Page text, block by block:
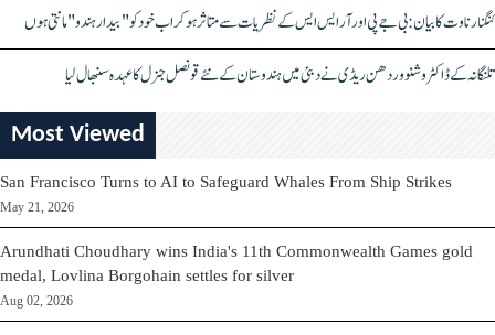
کنگنا رناوت کا بیان: بی جے پی اور آر ایس ایس کے نظریات سے متاثر ہو کر اب خود کو "بیدار ہندو" مانتی ہوں
تلنگانہ کے ڈاکٹر وشنو وردھن ریڈی نے دبئی میں ہندوستان کے نئے قونصل جنرل کا عہدہ سنبھال لیا
Most Viewed
San Francisco Turns to AI to Safeguard Whales From Ship Strikes
May 21, 2026
Arundhati Choudhary wins India's 11th Commonwealth Games gold
medal, Lovlina Borgohain settles for silver
Aug 02, 2026